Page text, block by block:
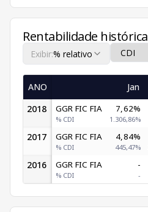
Rentabilidade histórica
Exibir:% relativo
ANO Jan
2018
GGR FIC FIA
% CDI
7,62%
1.306,86%
2017 GGR FIC FIA
% CDI
4,84%
445,47%
2016 GGR FIC FIA
% CDI
-
-